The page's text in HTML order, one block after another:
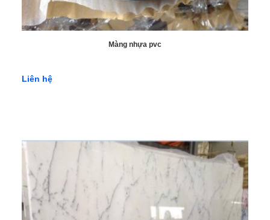
Màng nhựa pvc
Liên hệ